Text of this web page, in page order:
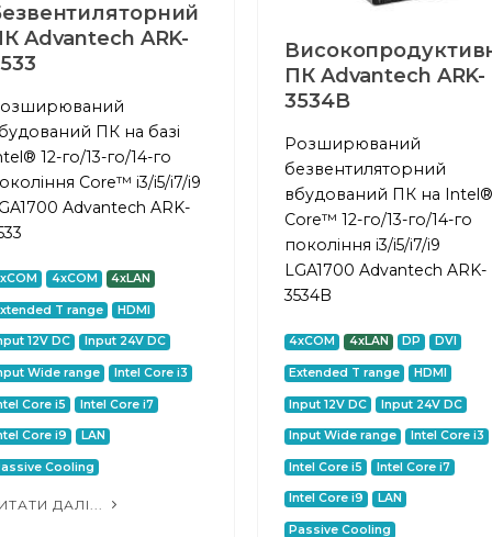
Advantech ARK-
ПК на базі
12-го/13-го/14-го
Core™ i3/i5/i7/i9
Advantech ARK-
4xCOM 4xLAN
T range HDMI
12V DC Input 24V DC
Wide range Intel Core i3
Core i5 Intel Core i7
Core i9 LAN
Cooling
ДАЛІ...
ПК Advantech ARK-
3534B
Розширюваний
безвентиляторний
вбудований ПК на Intel®
Core™ 12-го/13-го/14-го
покоління i3/i5/i7/i9
LGA1700 Advantech ARK-
3534B
4xCOM 4xLAN DP DVI
Extended T range HDMI
Input 12V DC Input 24V DC
Input Wide range Intel Core i3
Intel Core i5 Intel Core i7
Intel Core i9 LAN
Passive Cooling